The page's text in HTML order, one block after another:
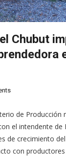
Chubut
de Producción
el intendente de
de crecimiento
con